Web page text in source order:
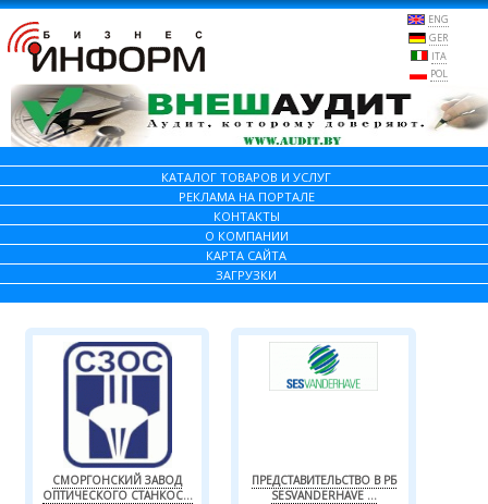
ENG
GER
ITA
POL
КАТАЛОГ ТОВАРОВ И УСЛУГ
РЕКЛАМА НА ПОРТАЛЕ
КОНТАКТЫ
О КОМПАНИИ
КАРТА САЙТА
ЗАГРУЗКИ
СМОРГОНСКИЙ ЗАВОД
ОПТИЧЕСКОГО СТАНКОС...
ПРЕДСТАВИТЕЛЬСТВО В РБ
SESVANDERHAVE ...